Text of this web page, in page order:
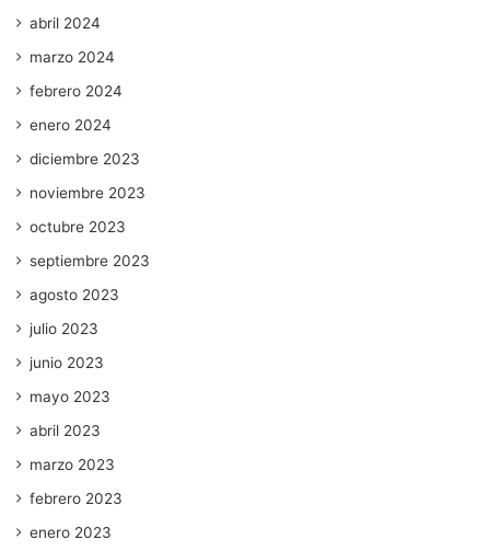
abril 2024
marzo 2024
febrero 2024
enero 2024
diciembre 2023
noviembre 2023
octubre 2023
septiembre 2023
agosto 2023
julio 2023
junio 2023
mayo 2023
abril 2023
marzo 2023
febrero 2023
enero 2023